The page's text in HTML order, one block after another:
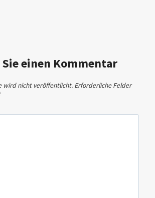
einen Kommentar
wird nicht veröffentlicht. Erforderliche Felder